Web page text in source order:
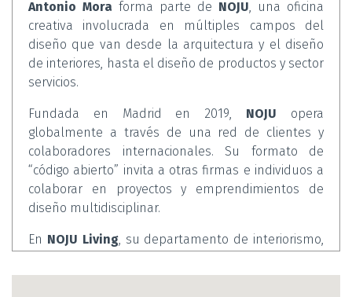
Antonio Mora forma parte de NOJU , una oficina
creativa involucrada en múltiples campos del
diseño que van desde la arquitectura y el diseño
de interiores, hasta el diseño de productos y sector
servicios.
Fundada en Madrid en 2019, NOJU opera
globalmente a través de una red de clientes y
colaboradores internacionales. Su formato de
“código abierto” invita a otras firmas e individuos a
colaborar en proyectos y emprendimientos de
diseño multidisciplinar.
En NOJU Living, su departamento de interiorismo,
domesticidad. Para ello, estudian las necesidades